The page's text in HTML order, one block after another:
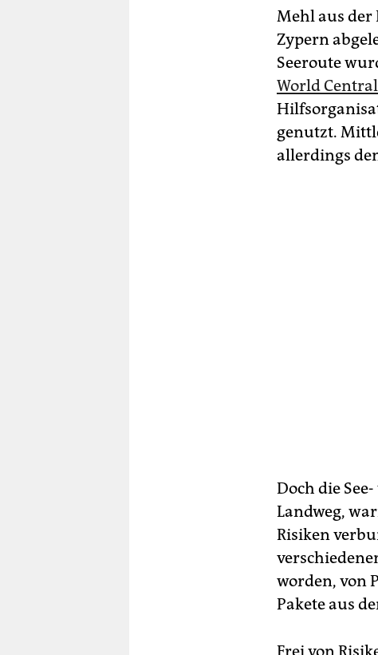
Mehl aus der
Zypern
Seeroute
World
genutzt.
allerdings
Doch die
Landweg,
Risiken
worden, von
Pakete aus
Frei von